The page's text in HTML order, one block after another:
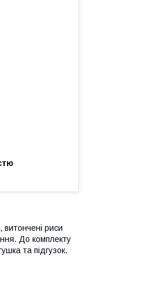
риси
До комплекту
та підгузок.